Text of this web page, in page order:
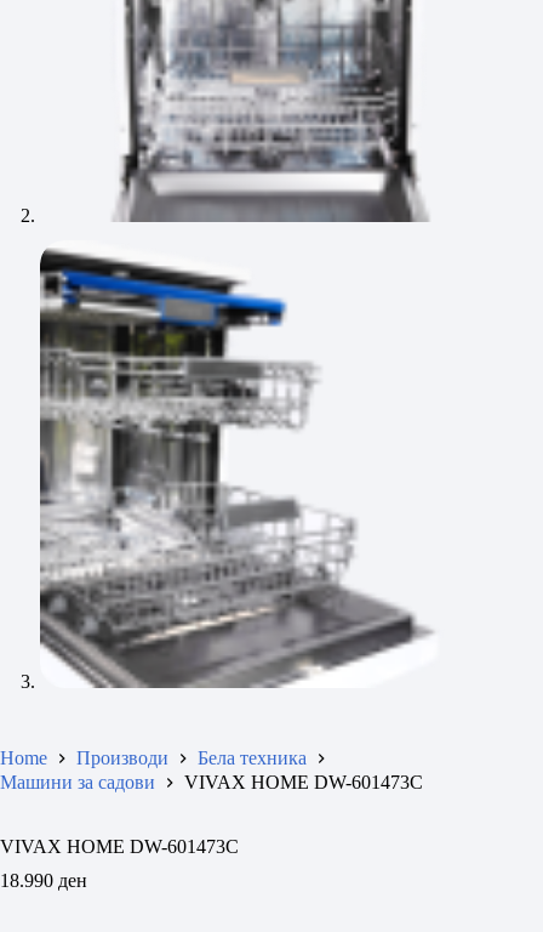
Home Производи
Бела техника
Машини за садови
VIVAX HOME DW-601473C
VIVAX HOME DW-601473C
18.990 ден